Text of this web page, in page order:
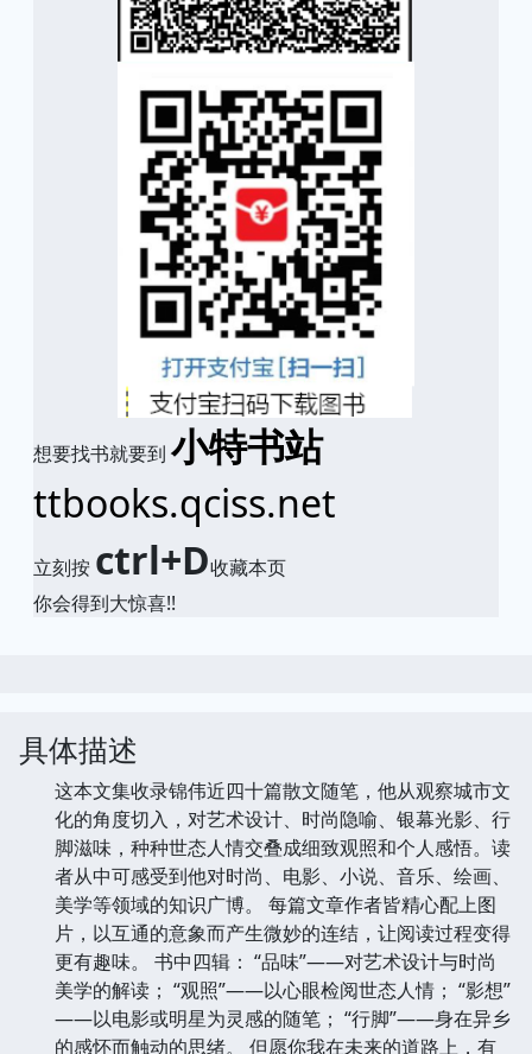
想要找书就要到 小特书站
ttbooks.qciss.net
立刻按 ctrl+D收藏本页
你会得到大惊喜!!
具体描述
这本文集收录锦伟近四十篇散文随笔，他从观察城市文
化的角度切入，对艺术设计、时尚隐喻、银幕光影、行
脚滋味，种种世态人情交叠成细致观照和个人感悟。读
者从中可感受到他对时尚、电影、小说、音乐、绘画、
美学等领域的知识广博。 每篇文章作者皆精心配上图
片，以互通的意象而产生微妙的连结，让阅读过程变得
更有趣味。 书中四辑： “品味”——对艺术设计与时尚
美学的解读； “观照”——以心眼检阅世态人情； “影想”
——以电影或明星为灵感的随笔； “行脚”——身在异乡
的感怀而触动的思绪。 但愿你我在未来的道路上，有